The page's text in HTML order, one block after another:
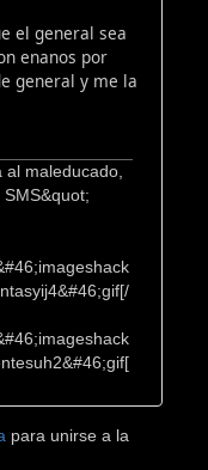
el general sea
enanos por
general y me la
al maleducado,
para unirse a la